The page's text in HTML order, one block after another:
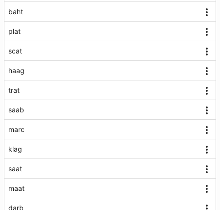
baht
plat
scat
haag
trat
saab
marc
klag
saat
maat
darb